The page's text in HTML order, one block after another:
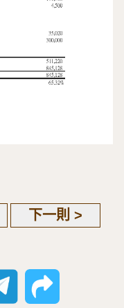
下一則 >